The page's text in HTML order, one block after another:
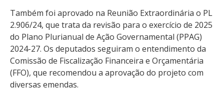
Também foi aprovado na Reunião Extraordinária o PL
2.906/24, que trata da revisão para o exercício de 2025
do Plano Plurianual de Ação Governamental (PPAG)
2024-27. Os deputados seguiram o entendimento da
Comissão de Fiscalização Financeira e Orçamentária
(FFO), que recomendou a aprovação do projeto com
diversas emendas.